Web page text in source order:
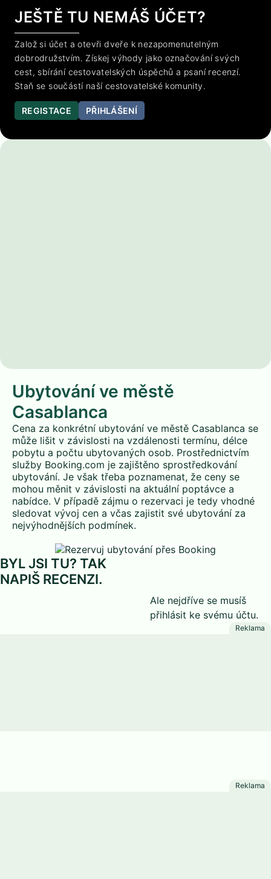
JEŠTĚ TU NEMÁŠ ÚČET?
Založ si účet a otevři dveře k nezapomenutelným
dobrodružstvím. Získej výhody jako označování svých
cest, sbírání cestovatelských úspěchů a psaní recenzí.
Staň se součástí naší cestovatelské komunity.
REGISTACE PŘIHLÁŠENÍ
Ubytování ve městě
Casablanca
Cena za konkrétní ubytování ve městě Casablanca se
může lišit v závislosti na vzdálenosti termínu, délce
pobytu a počtu ubytovaných osob. Prostřednictvím
služby Booking.com je zajištěno sprostředkování
ubytování. Je však třeba poznamenat, že ceny se
mohou měnit v závislosti na aktuální poptávce a
nabídce. V případě zájmu o rezervaci je tedy vhodné
sledovat vývoj cen a včas zajistit své ubytování za
nejvýhodnějších podmínek.
BYL JSI TU? TAK
NAPIŠ RECENZI.
Ale nejdříve se musíš
přihlásit ke svému účtu.